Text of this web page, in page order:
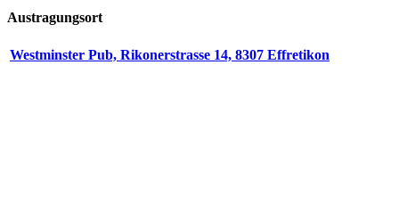
Austragungsort
Westminster Pub, Rikonerstrasse 14, 8307 Effretikon